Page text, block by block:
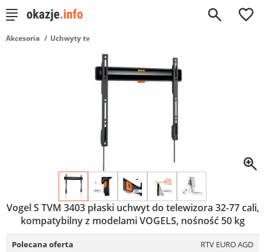
0
Akcesoria Uchwyty tv
Vogel S TVM 3403 płaski uchwyt do telewizora 32-77 cali,
kompatybilny z modelami VOGELS, nośność 50 kg
Polecana oferta RTV EURO AGD